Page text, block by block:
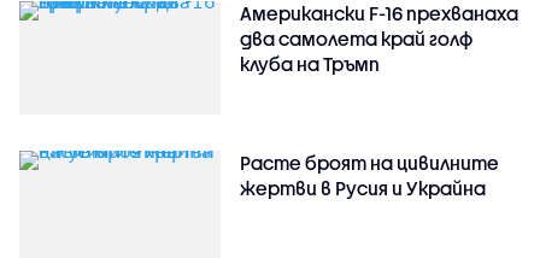
Американски F-16 прехванаха
два самолета край голф
клуба на Тръмп
Расте броят на цивилните
жертви в Русия и Украйна